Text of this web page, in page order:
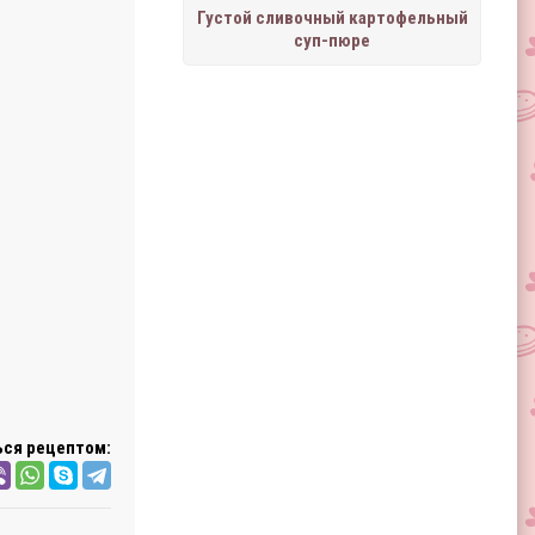
Густой сливочный картофельный
суп-пюре
рецептом: